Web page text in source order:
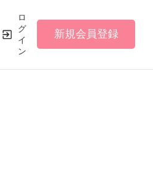
ロ
グ
イ
ン
新規会員登録